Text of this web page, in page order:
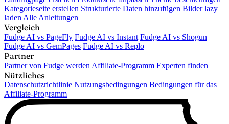
Kategorieseite erstellen Strukturierte Daten hinzufügen Bilder lazy
laden Alle Anleitungen
Vergleich
Fudge AI vs PageFly Fudge AI vs Instant Fudge AI vs Shogun
Fudge AI vs GemPages Fudge AI vs Replo
Partner
Partner von Fudge werden Affiliate-Programm Experten finden
Nützliches
Datenschutzrichtlinie Nutzungsbedingungen Bedingungen für das
Affiliate-Programm